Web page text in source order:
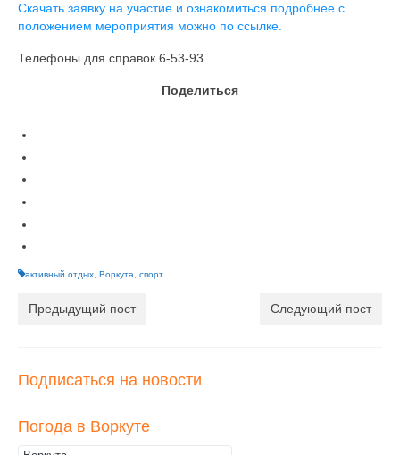
Скачать заявку на участие и ознакомиться подробнее с
положением мероприятия можно по ссылке.
Телефоны для справок 6-53-93
Поделиться
активный отдых Воркута спорт
Предыдущий пост Следующий пост
Подписаться на новости
Погода в Воркуте